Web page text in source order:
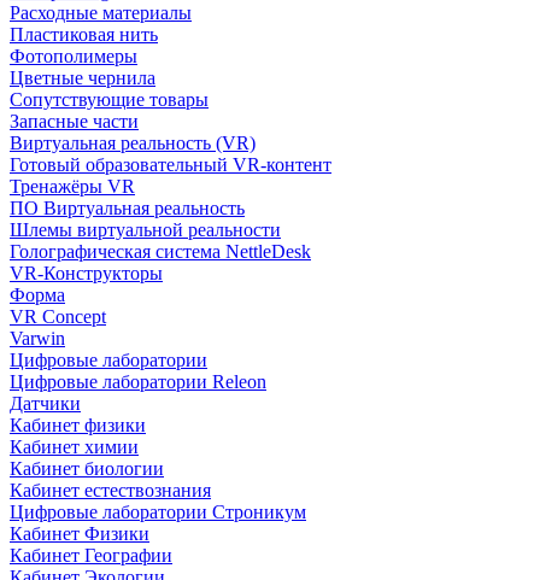
Расходные материалы
Пластиковая нить
Фотополимеры
Цветные чернила
Сопутствующие товары
Запасные части
Виртуальная реальность (VR)
Готовый образовательный VR-контент
Тренажёры VR
ПО Виртуальная реальность
Шлемы виртуальной реальности
Голографическая система NettleDesk
VR-Конструкторы
Форма
VR Concept
Varwin
Цифровые лаборатории
Цифровые лаборатории Releon
Датчики
Кабинет физики
Кабинет химии
Кабинет биологии
Кабинет естествознания
Цифровые лаборатории Строникум
Кабинет Физики
Кабинет Географии